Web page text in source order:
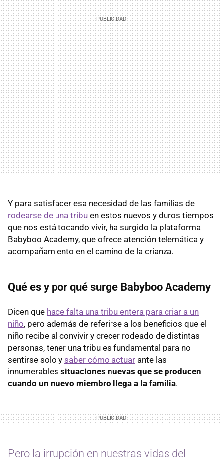
Y para satisfacer esa necesidad de las familias de
rodearse de una tribu en estos nuevos y duros tiempos
que nos está tocando vivir, ha surgido la plataforma
Babyboo Academy, que ofrece atención telemática y
acompañamiento en el camino de la crianza.
Qué es y por qué surge Babyboo Academy
Dicen que hace falta una tribu entera para criar a un
niño, pero además de referirse a los beneficios que el
niño recibe al convivir y crecer rodeado de distintas
personas, tener una tribu es fundamental para no
sentirse solo y saber cómo actuar ante las
innumerables situaciones nuevas que se producen
cuando un nuevo miembro llega a la familia.
Pero la irrupción en nuestras vidas del